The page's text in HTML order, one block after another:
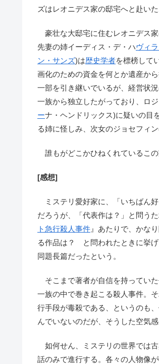
ズはレオニデス家の邸宅へと赴いた
豪壮な大邸宅に住むレオニデス家
先妻の姉イーディス・デ・ハヴィ
ン・サンズ)は歴史学者を標榜して
画化のための資金を何とか遺産か
一部を引き継いでいるが、経営状
一族から独立したがっており、ロ
ーナ・ヘンドリックス)に疑いの目
る姉に怪しみ、次女のジョセフィ
誰もがどこかひねくれているこ
[感想]
ミステリ愛好家に、「いちばん
だろうが、「代表作は？」と問う
ト急行殺人事件 』あたりで、かな
る作品は？ と問われたときに挙
同題長篇だったという。
そこまで著者が自信を持ってい
一族の中で巻き起こる殺人事件。
行手段が毒殺である、というのも
んでいないのだが、そうした空気
如何せん、ミステリの世界では
話のみで進行する。各々の人物像